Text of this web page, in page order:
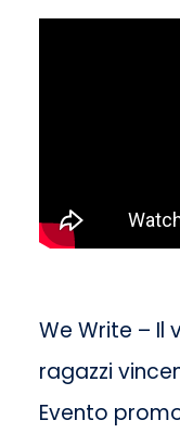
We Write – Il
ragazzi
Evento